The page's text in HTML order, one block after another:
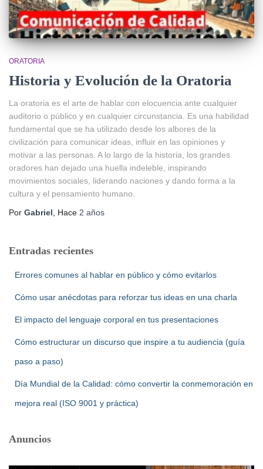
ORATORIA
Historia y Evolución de la Oratoria
La oratoria es el arte de hablar con elocuencia ante cualquier
auditorio o público y en cualquier circunstancia. Es una habilidad
fundamental que se ha utilizado desde los albores de la
civilización para comunicar ideas, influir en las opiniones y
motivar a las personas. A lo largo de la historia, los grandes
oradores han dejado una huella indeleble, inspirando
movimientos sociales, liderando naciones y dando forma a la
cultura y el pensamiento humano.
Por Gabriel , Hace 2 años
Entradas recientes
Errores comunes al hablar en público y cómo evitarlos
Cómo usar anécdotas para reforzar tus ideas en una charla
El impacto del lenguaje corporal en tus presentaciones
Cómo estructurar un discurso que inspire a tu audiencia (guía
paso a paso)
Día Mundial de la Calidad: cómo convertir la conmemoración en
mejora real (ISO 9001 y práctica)
Anuncios